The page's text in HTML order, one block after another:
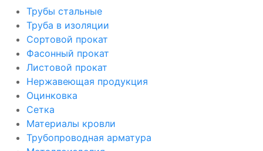
Трубы стальные
Труба в изоляции
Сортовой прокат
Фасонный прокат
Листовой прокат
Нержавеющая продукция
Оцинковка
Сетка
Материалы кровли
Трубопроводная арматура